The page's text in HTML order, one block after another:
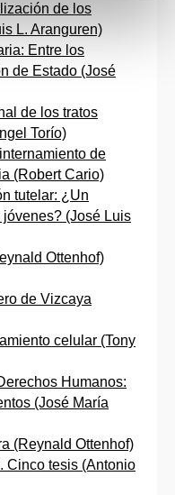
de los
L. Aranguren)
Entre los
de Estado (José
de los tratos
Torío)
de
(Robert Cario)
tutelar: ¿Un
(José Luis
Ottenhof)
de Vizcaya
celular (Tony
Humanos:
(José María
(Reynald Ottenhof)
Cinco tesis (Antonio